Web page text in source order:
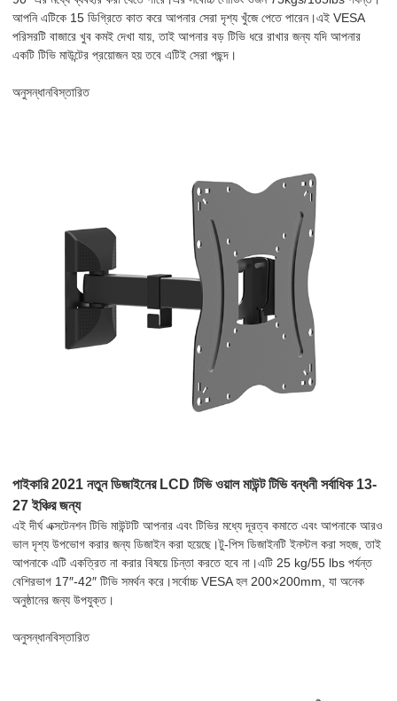
আপনি এটিকে 15 ডিগ্রিতে কাত করে আপনার সেরা দৃশ্য খুঁজে পেতে পারেন।এই VESA
পরিসরটি বাজারে খুব কমই দেখা যায়, তাই আপনার বড় টিভি ধরে রাখার জন্য যদি আপনার
একটি টিভি মাউন্টের প্রয়োজন হয় তবে এটিই সেরা পছন্দ।
অনুসন্ধানবিস্তারিত
পাইকারি 2021 নতুন ডিজাইনের LCD টিভি ওয়াল মাউন্ট টিভি বন্ধনী সর্বাধিক 13-
27 ইঞ্চির জন্য
এই দীর্ঘ এক্সটেনশন টিভি মাউন্টটি আপনার এবং টিভির মধ্যে দূরত্ব কমাতে এবং আপনাকে আরও
ভাল দৃশ্য উপভোগ করার জন্য ডিজাইন করা হয়েছে।টু-পিস ডিজাইনটি ইনস্টল করা সহজ, তাই
আপনাকে এটি একত্রিত না করার বিষয়ে চিন্তা করতে হবে না।এটি 25 kg/55 lbs পর্যন্ত
বেশিরভাগ 17″-42″ টিভি সমর্থন করে।সর্বোচ্চ VESA হল 200×200mm, যা অনেক
অনুষ্ঠানের জন্য উপযুক্ত।
অনুসন্ধানবিস্তারিত